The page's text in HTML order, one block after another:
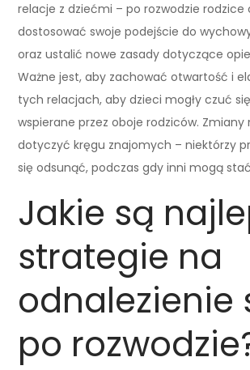
relacje z dziećmi – po rozwodzie
dostosować swoje podejście do
oraz ustalić nowe zasady dotyczące
Ważne jest, aby zachować otwartość i
tych relacjach, aby dzieci mogły czuć
wspierane przez oboje rodziców. Zmiany
dotyczyć kręgu znajomych – niektórzy
się odsunąć, podczas gdy inni mogą stać
Jakie są
strategie na
odnalezienie
po